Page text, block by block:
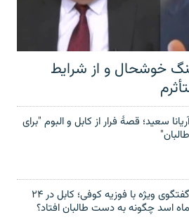
خوشحال و از شرایط
آریانا سعید؛ قصۀ فرار از کابل و البوم "برای
طالبان"
گفتگوی ویژه با فوزیه کوفی؛ کابل در ۲۴
ماه اسد چگونه به دست طالبان افتاد؟